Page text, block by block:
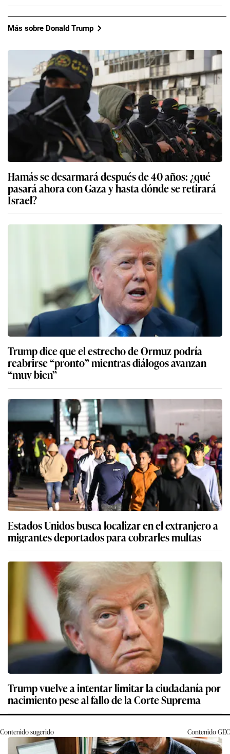
Más sobre Donald Trump
Hamás se desarmará después de 40 años: ¿qué
pasará ahora con Gaza y hasta dónde se retirará
Israel?
Trump dice que el estrecho de Ormuz podría
reabrirse “pronto” mientras diálogos avanzan
“muy bien”
Estados Unidos busca localizar en el extranjero a
migrantes deportados para cobrarles multas
Trump vuelve a intentar limitar la ciudadanía por
nacimiento pese al fallo de la Corte Suprema
Contenido sugerido ContenidoGEC